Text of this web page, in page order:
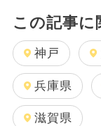
この記事に
神戸
兵庫県
滋賀県